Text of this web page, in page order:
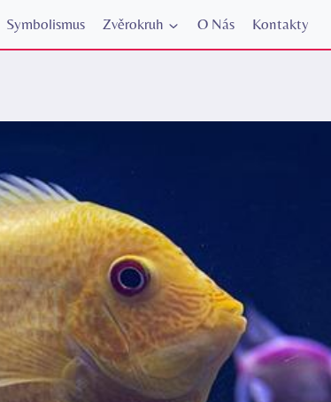
Symbolismus Zvěrokruh O Nás Kontakty